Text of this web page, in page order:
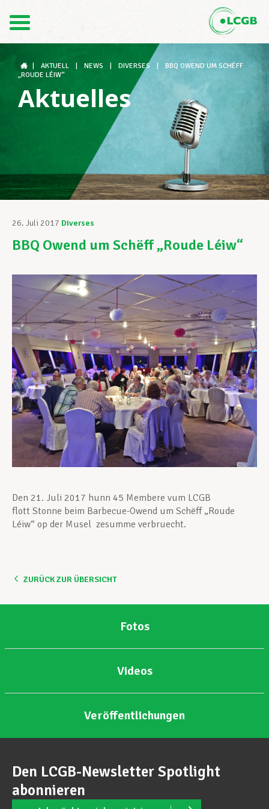
FR
Der LCGB
Gewerkschaftsstrukturen
Unterstützung im Arbeitsalltag
Ihre Rechte
Unterstützung im Privatleben
Berufliche Weiterentwicklung
Mitglied werden
Aktuell
AKTUELL NEWS DIVERSES
BBQ OWEND UM SCHËFF
„ROUDE LÉIW“
Aktuelles
26. Juli 2017 Diverses
BBQ Owend um Schëff „Roude Léiw“
Den 21. Juli 2017 hunn 45 Membere vum LCGB
flott Stonne beim Barbecue-Owend um Schëff „Roude
Léiw“ op der Musel zesumme verbruecht.
ZURÜCK ZUR ÜBERSICHT
Fotos
Videos
Veröffentlichungen
Den LCGB-Newsletter Spotlight
abonnieren